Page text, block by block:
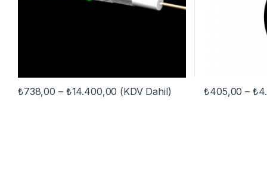
₺738,00 – ₺14.400,00 Fiyat aralığı: ₺738,00 -
(KDV Dahil) ₺405,00 – ₺